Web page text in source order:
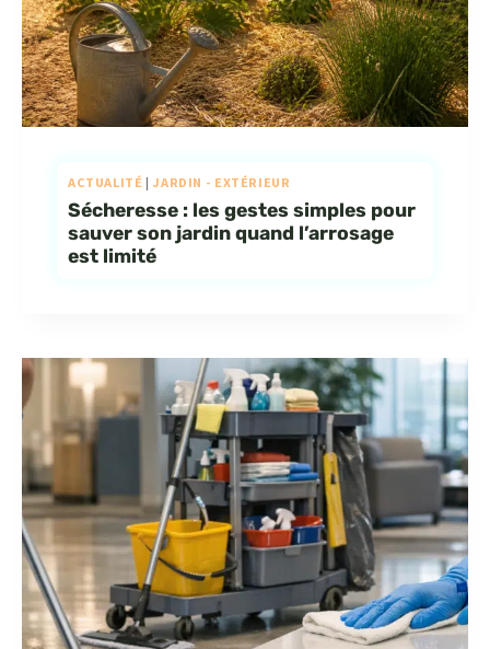
ACTUALITÉ | JARDIN - EXTÉRIEUR
Sécheresse : les gestes simples pour
sauver son jardin quand l’arrosage
est limité